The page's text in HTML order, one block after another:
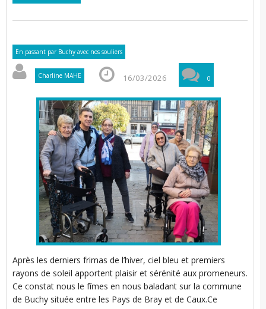
En passant par Buchy avec nos souliers
Charline MAHE 16/03/2026 0
Après les derniers frimas de l’hiver, ciel bleu et premiers
rayons de soleil apportent plaisir et sérénité aux promeneurs.
Ce constat nous le fîmes en nous baladant sur la commune
de Buchy située entre les Pays de Bray et de Caux.Ce